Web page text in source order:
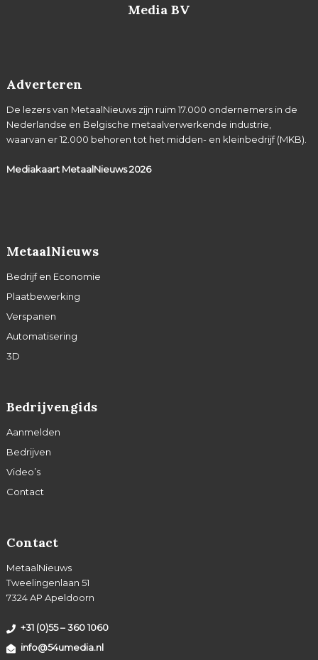
Media BV
Adverteren
De lezers van MetaalNieuws zijn ruim 17.000 ondernemers in de
Nederlandse en Belgische metaalverwerkende industrie,
waarvan er 12.000 behoren tot het midden- en kleinbedrijf (MKB).
Mediakaart MetaalNieuws2026
MetaalNieuws
Bedrijf en Economie
Plaatbewerking
Verspanen
Automatisering
3D
Bedrijvengids
Aanmelden
Bedrijven
Video’s
Contact
Contact
MetaalNieuws
Tweelingenlaan 51
7324 AP Apeldoorn
+31 (0)55 – 360 1060
info@54umedia.nl